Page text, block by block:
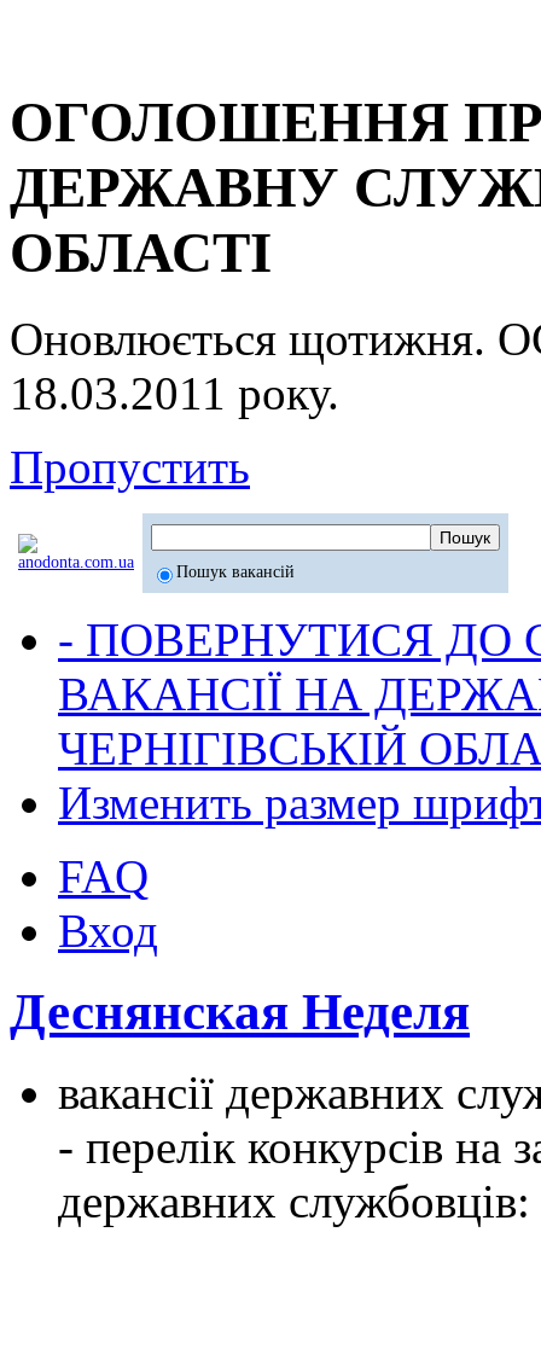
ОГОЛОШЕННЯ
ДЕРЖАВНУ
ОБЛАСТІ
Оновлюється
18.03.2011 року.
Пропустить
Пошук вакансій
- ПОВЕРНУТИСЯ ДО
ВАКАНСІЇ НА
ЧЕРНІГІВСЬКІЙ
Изменить размер
FAQ
Вход
Деснянская Неделя
вакансії державних
- перелік конкурсів на
державних службовців: